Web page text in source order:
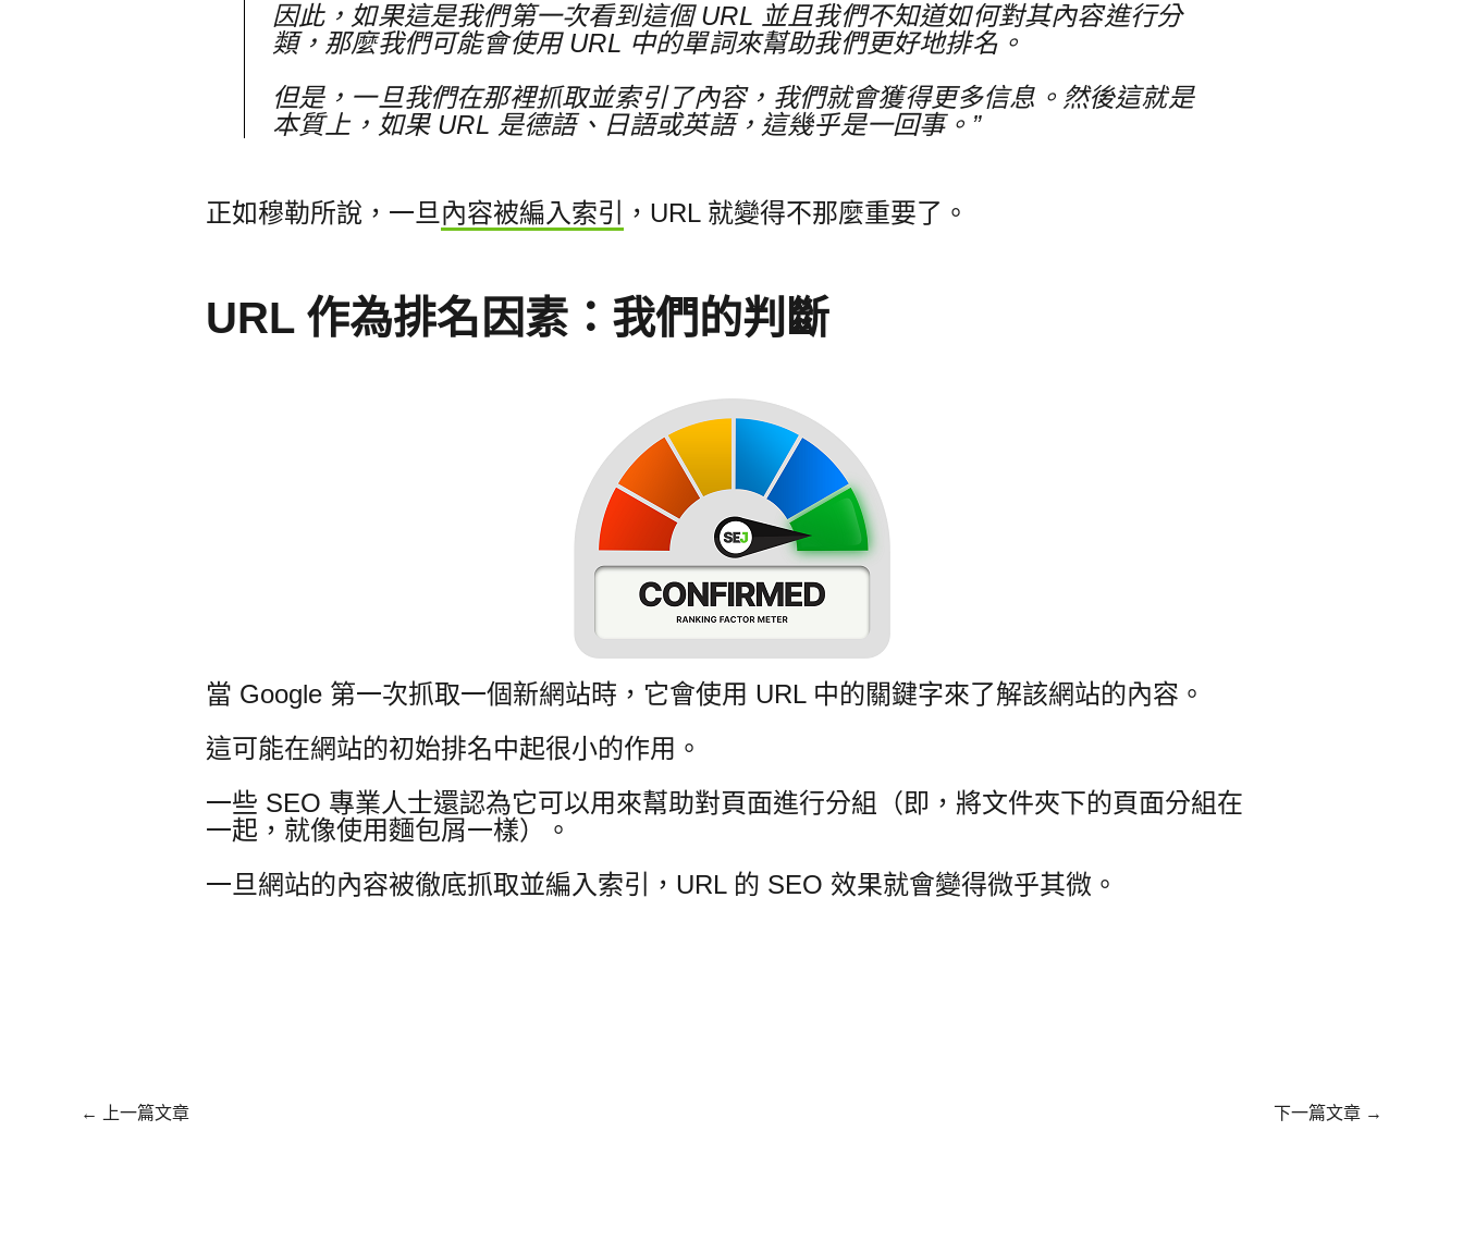
因此，如果這是我們第一次看到這個 URL 並且我們不知道如何對其內容進行分
類，那麼我們可能會使用 URL 中的單詞來幫助我們更好地排名。
但是，一旦我們在那裡抓取並索引了內容，我們就會獲得更多信息。 然後這就是
本質上，如果 URL 是德語、日語或英語，這幾乎是一回事。”
正如穆勒所說，一旦 內容被編入索引 ，URL 就變得不那麼重要了。
URL 作為排名因素：我們的判斷
當 Google 第一次抓取一個新網站時，它會使用 URL 中的關鍵字來了解該網站的內容。
這可能在網站的初始排名中起很小的作用。
一些 SEO 專業人士還認為它可以用來幫助對頁面進行分組（即，將文件夾下的頁面分組在
一起，就像使用麵包屑一樣）。
一旦網站的內容被徹底抓取並編入索引，URL 的 SEO 效果就會變得微乎其微。
← 上一篇文章 下一篇文章 →